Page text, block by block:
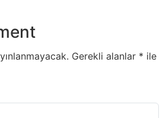
Gerekli alanlar * ile